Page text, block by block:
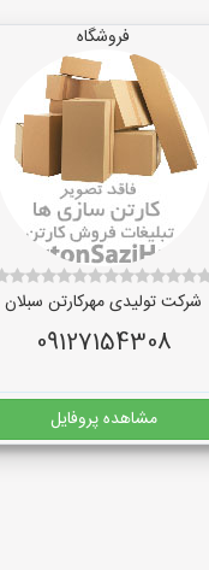
فروشگاه
شرکت تولیدی مهرکارتن سبلان
09127154308
مشاهده پروفایل